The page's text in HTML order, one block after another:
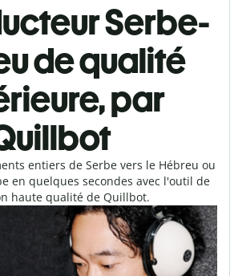
Serbe-
de qualité
par
entiers de Serbe vers le Hébreu ou
en quelques secondes avec l'outil de
haute qualité de Quillbot.